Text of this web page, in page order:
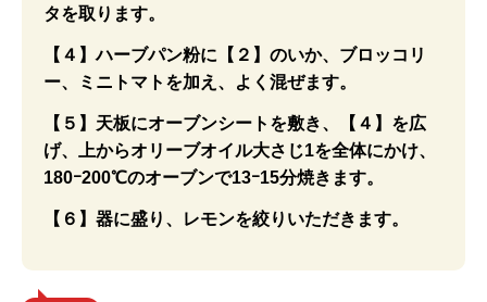
タを取ります。
【４】ハーブパン粉に【２】のいか、ブロッコリ
ー、ミニトマトを加え、よく混ぜます。
【５】天板にオーブンシートを敷き、【４】を広
げ、上からオリーブオイル大さじ1を全体にかけ、
180ｰ200℃のオーブンで13ｰ15分焼きます。
【６】器に盛り、レモンを絞りいただきます。